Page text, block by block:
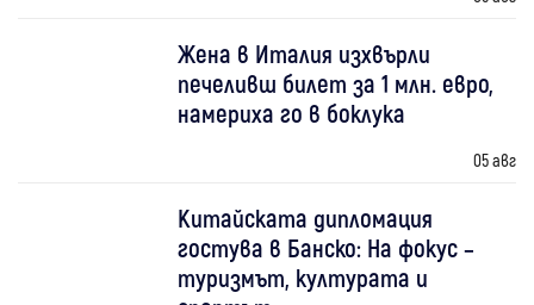
Жена в Италия изхвърли
печеливш билет за 1 млн. евро,
намериха го в боклука
05 авг
Китайската дипломация
гостува в Банско: На фокус –
туризмът, културата и